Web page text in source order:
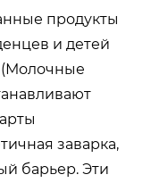
продукты
и детей
(Молочные
заварка,
барьер. Эти